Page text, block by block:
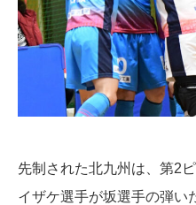
先制された北九州は、第2
イザケ選手が坂選手の弾い